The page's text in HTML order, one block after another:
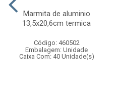
Marmita de aluminio
13,5x20,6cm termica
Código: 460502
Embalagem: Unidade
Caixa Com: 40 Unidade(s)